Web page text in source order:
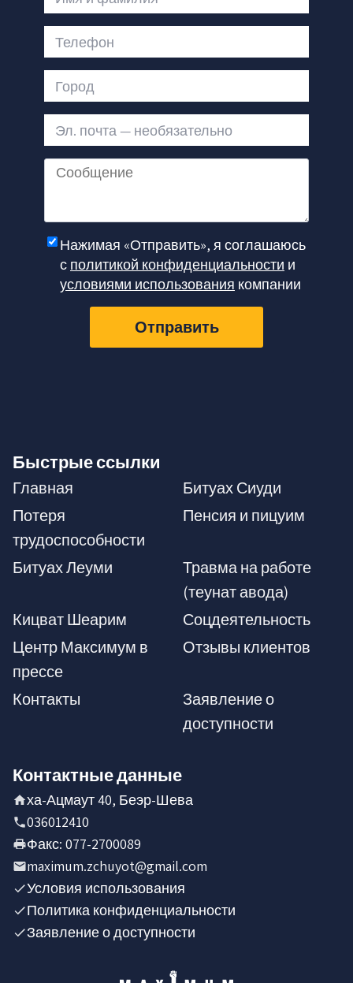
Телефон
Город
Эл. почта — необязательно
Сообщение
Нажимая «Отправить», я соглашаюсь
с политикой конфиденциальности и
условиями использования компании
Отправить
Быстрые ссылки
Главная
Битуах Сиуди
Потеря
трудоспособности
Пенсия и пицуим
Битуах Леуми
Травма на работе
(теунат авода)
Кицват Шеарим
Соцдеятельность
Центр Максимум в
прессе
Отзывы клиентов
Контакты
Заявление о
доступности
Контактные данные
ха-Ацмаут 40, Беэр-Шева
036012410
Факс: 077-2700089
maximum.zchuyot@gmail.com
Условия использования
Политика конфиденциальности
Заявление о доступности